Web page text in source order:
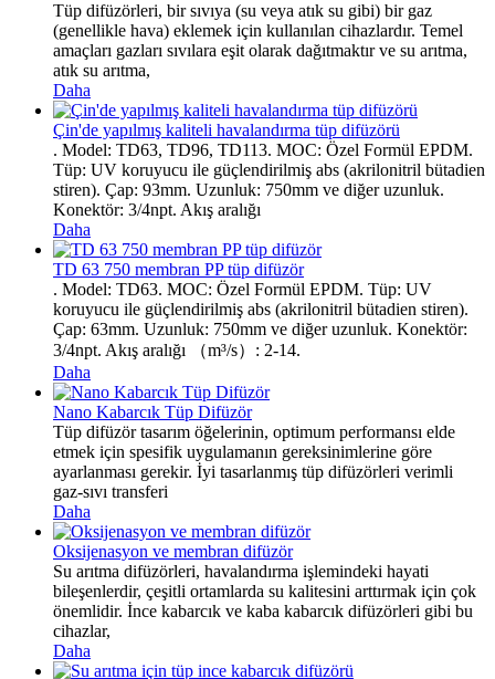
Tüp difüzörleri, bir sıvıya (su veya atık su gibi) bir gaz
(genellikle hava) eklemek için kullanılan cihazlardır. Temel
amaçları gazları sıvılara eşit olarak dağıtmaktır ve su arıtma,
atık su arıtma,
Daha
Çin'de yapılmış kaliteli havalandırma tüp difüzörü
. Model: TD63, TD96, TD113. MOC: Özel Formül EPDM.
Tüp: UV koruyucu ile güçlendirilmiş abs (akrilonitril bütadien
stiren). Çap: 93mm. Uzunluk: 750mm ve diğer uzunluk.
Konektör: 3/4npt. Akış aralığı
Daha
TD 63 750 membran PP tüp difüzör
. Model: TD63. MOC: Özel Formül EPDM. Tüp: UV
koruyucu ile güçlendirilmiş abs (akrilonitril bütadien stiren).
Çap: 63mm. Uzunluk: 750mm ve diğer uzunluk. Konektör:
3/4npt. Akış aralığı （m³/s）: 2-14.
Daha
Nano Kabarcık Tüp Difüzör
Tüp difüzör tasarım öğelerinin, optimum performansı elde
etmek için spesifik uygulamanın gereksinimlerine göre
ayarlanması gerekir. İyi tasarlanmış tüp difüzörleri verimli
gaz-sıvı transferi
Daha
Oksijenasyon ve membran difüzör
Su arıtma difüzörleri, havalandırma işlemindeki hayati
bileşenlerdir, çeşitli ortamlarda su kalitesini arttırmak için çok
önemlidir. İnce kabarcık ve kaba kabarcık difüzörleri gibi bu
cihazlar,
Daha